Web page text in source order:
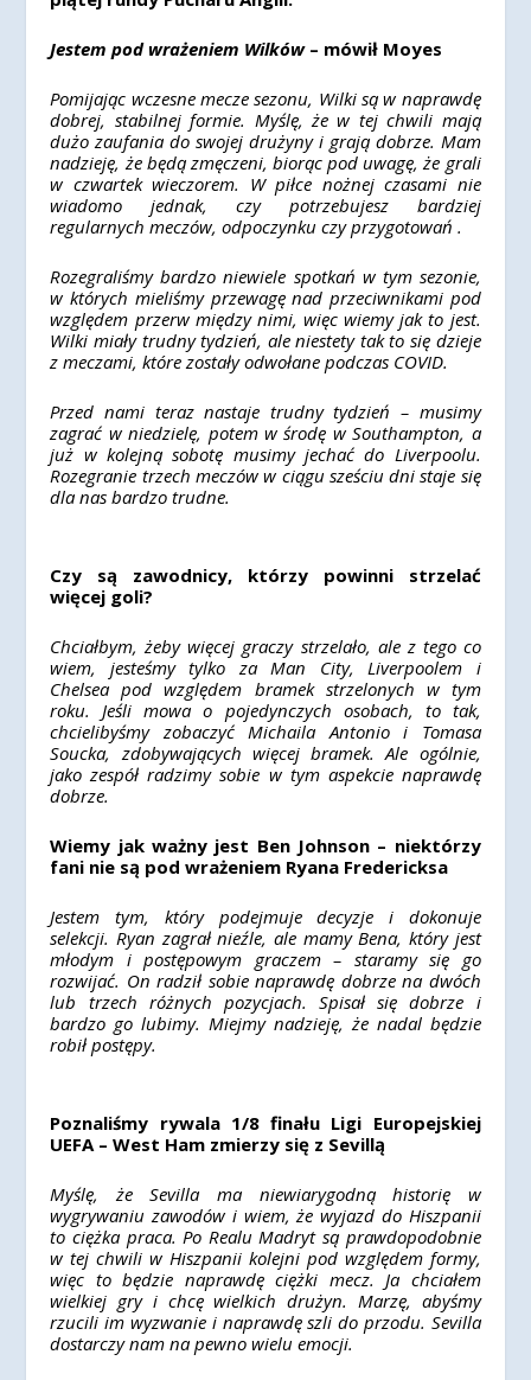
Jestem pod wrażeniem Wilków– mówił Moyes
Pomijając wczesne mecze sezonu, Wilki są w naprawdę
dobrej, stabilnej formie. Myślę, że w tej chwili mają
dużo zaufania do swojej drużyny i grają dobrze. Mam
nadzieję, że będą zmęczeni, biorąc pod uwagę, że grali
w czwartek wieczorem. W piłce nożnej czasami nie
wiadomo jednak, czy potrzebujesz bardziej
regularnych meczów, odpoczynku czy przygotowań .
Rozegraliśmy bardzo niewiele spotkań w tym sezonie,
w których mieliśmy przewagę nad przeciwnikami pod
względem przerw między nimi, więc wiemy jak to jest.
Wilki miały trudny tydzień, ale niestety tak to się dzieje
z meczami, które zostały odwołane podczas COVID.
Przed nami teraz nastaje trudny tydzień – musimy
zagrać w niedzielę, potem w środę w Southampton, a
już w kolejną sobotę musimy jechać do Liverpoolu.
Rozegranie trzech meczów w ciągu sześciu dni staje się
dla nas bardzo trudne.
Czy są zawodnicy, którzy powinni strzelać
więcej goli?
Chciałbym, żeby więcej graczy strzelało, ale z tego co
wiem, jesteśmy tylko za Man City, Liverpoolem i
Chelsea pod względem bramek strzelonych w tym
roku. Jeśli mowa o pojedynczych osobach, to tak,
chcielibyśmy zobaczyć Michaila Antonio i Tomasa
Soucka, zdobywających więcej bramek. Ale ogólnie,
jako zespół radzimy sobie w tym aspekcie naprawdę
dobrze.
Wiemy jak ważny jest Ben Johnson – niektórzy
fani nie są pod wrażeniem Ryana Fredericksa
Jestem tym, który podejmuje decyzje i dokonuje
selekcji. Ryan zagrał nieźle, ale mamy Bena, który jest
młodym i postępowym graczem – staramy się go
rozwijać. On radził sobie naprawdę dobrze na dwóch
lub trzech różnych pozycjach. Spisał się dobrze i
bardzo go lubimy. Miejmy nadzieję, że nadal będzie
robił postępy.
Poznaliśmy rywala 1/8 finału Ligi Europejskiej
UEFA – West Ham zmierzy się z Sevillą
Myślę, że Sevilla ma niewiarygodną historię w
wygrywaniu zawodów i wiem, że wyjazd do Hiszpanii
to ciężka praca. Po Realu Madryt są prawdopodobnie
w tej chwili w Hiszpanii kolejni pod względem formy,
więc to będzie naprawdę ciężki mecz. Ja chciałem
wielkiej gry i chcę wielkich drużyn. Marzę, abyśmy
rzucili im wyzwanie i naprawdę szli do przodu. Sevilla
dostarczy nam na pewno wielu emocji.